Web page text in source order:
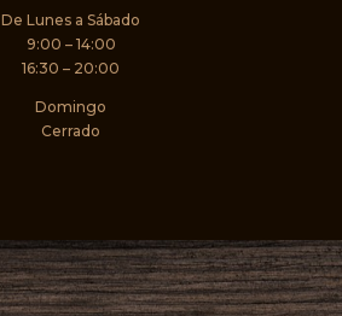
De Lunes a Sábado
9:00 – 14:00
16:30 – 20:00
Domingo
Cerrado